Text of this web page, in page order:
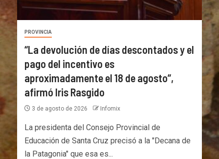
PROVINCIA
“La devolución de días descontados y el
pago del incentivo es
aproximadamente el 18 de agosto”,
afirmó Iris Rasgido
3 de agosto de 2026 Infomix
La presidenta del Consejo Provincial de
Educación de Santa Cruz precisó a la "Decana de
la Patagonia" que esa es...